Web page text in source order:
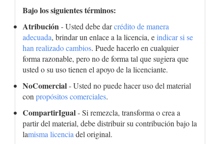
Bajo los siguientes términos:
Atribución- Usted debe darcrédito de manera
adecuada, brindar un enlace a la licencia, eindicar si se
han realizado cambios. Puede hacerlo en cualquier
forma razonable, pero no de forma tal que sugiera que
usted o su uso tienen el apoyo de la licenciante.
NoComercial- Usted no puede hacer uso del material
con propósitos comerciales.
CompartirIgual- Si remezcla, transforma o crea a
partir del material, debe distribuir su contribución bajo la
lamisma licencia del original.